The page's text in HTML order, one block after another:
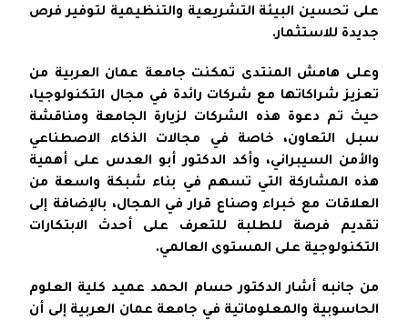
على تحسين البيئة التشريعية والتنظيمية لتوفير فرص
جديدة للاستثمار.
وعلى هامش المنتدى تمكنت جامعة عمان العربية من
تعزيز شراكاتها مع شركات رائدة في مجال التكنولوجيا،
حيث تم دعوة هذه الشركات لزيارة الجامعة ومناقشة
سبل التعاون، خاصة في مجالات الذكاء الاصطناعي
والأمن السيبراني، وأكد الدكتور أبو العدس على أهمية
هذه المشاركة التي تسهم في بناء شبكة واسعة من
العلاقات مع خبراء وصناع قرار في المجال، بالإضافة إلى
تقديم فرصة للطلبة للتعرف على أحدث الابتكارات
التكنولوجية على المستوى العالمي.
من جانبه أشار الدكتور حسام الحمد عميد كلية العلوم
الحاسوبية والمعلوماتية في جامعة عمان العربية إلى أن